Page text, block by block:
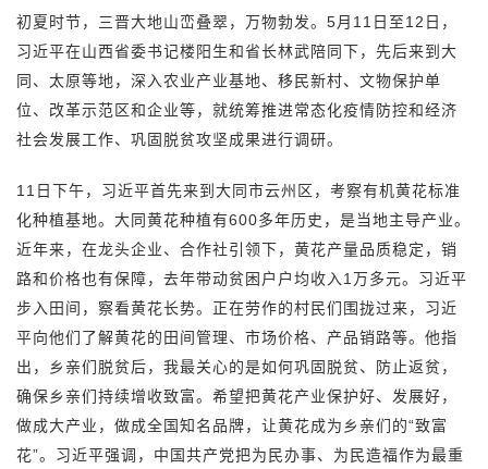
初夏时节，三晋大地山峦叠翠，万物勃发。5月11日至12日，
习近平在山西省委书记楼阳生和省长林武陪同下，先后来到大
同、太原等地，深入农业产业基地、移民新村、文物保护单
位、改革示范区和企业等，就统筹推进常态化疫情防控和经济
社会发展工作、巩固脱贫攻坚成果进行调研。
11日下午，习近平首先来到大同市云州区，考察有机黄花标准
化种植基地。大同黄花种植有600多年历史，是当地主导产业。
近年来，在龙头企业、合作社引领下，黄花产量品质稳定，销
路和价格也有保障，去年带动贫困户户均收入1万多元。习近平
步入田间，察看黄花长势。正在劳作的村民们围拢过来，习近
平向他们了解黄花的田间管理、市场价格、产品销路等。他指
出，乡亲们脱贫后，我最关心的是如何巩固脱贫、防止返贫，
确保乡亲们持续增收致富。希望把黄花产业保护好、发展好，
做成大产业，做成全国知名品牌，让黄花成为乡亲们的“致富
花”。习近平强调，中国共产党把为民办事、为民造福作为最重